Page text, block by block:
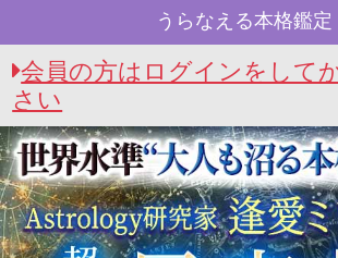
会員の方はログインをしてからご購入下